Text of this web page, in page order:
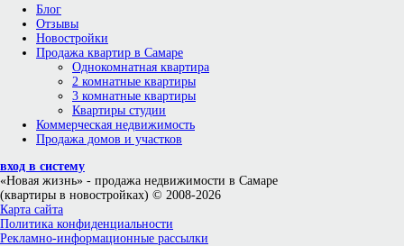
Блог
Отзывы
Новостройки
Продажа квартир в Самаре
Однокомнатная квартира
2 комнатные квартиры
3 комнатные квартиры
Квартиры студии
Коммерческая недвижимость
Продажа домов и участков
вход в систему
«Новая жизнь» - продажа недвижимости в Самаре
(квартиры в новостройках) © 2008-2026
Карта сайта
Политика конфиденциальности
Рекламно-информационные рассылки